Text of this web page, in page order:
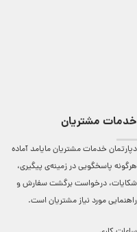
خدمات مشتریان
دپارتمان خدمات مشتریان مایامد آماده
هرگونه پاسخگویی در زمینه‌ی پیگیری،
شکایات، درخواست برگشت سفارش و
راهنمایی مورد نیاز مشتریان است.